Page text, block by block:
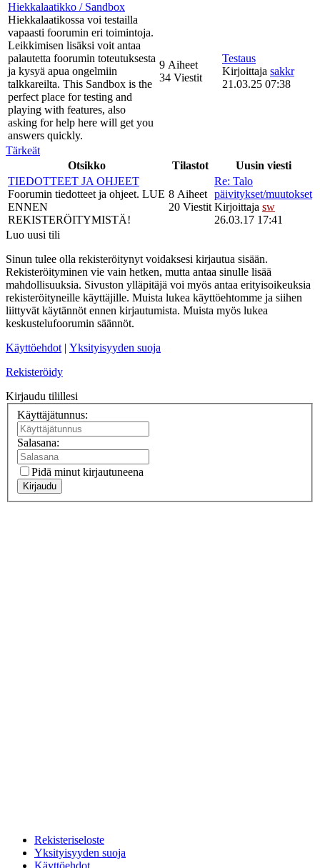
Hiekkalaatikko / Sandbox
Hiekkalaatikossa voi testailla
vapaasti foorumin eri toimintoja.
Leikkimisen lisäksi voit antaa
palautetta foorumin toteutuksesta
ja kysyä apua ongelmiin
talkkareilta. This Sandbox is the
perfect place for testing and
playing with features, also
asking for help here will get you
answers quickly.
9 Aiheet
34 Viestit
Testaus
Kirjoittaja sakkr
21.03.25 07:38
Tärkeät
Otsikko
Tilastot
Uusin viesti
TIEDOTTEET JA OHJEET
Foorumin tiedotteet ja ohjeet. LUE
ENNEN
REKISTERÖITYMISTÄ!
8 Aiheet
20 Viestit
Re: Talo
päivitykset/muutokset
Kirjoittaja sw
26.03.17 17:41
Luo uusi tili
Sinun tulee olla rekisteröitynyt voidaksesi kirjautua sisään.
Rekisteröityminen vie vain hetken, mutta antaa sinulle lisää
mahdollisuuksia. Sivuston ylläpitäjä voi myös antaa erityisoikeuksia
rekisteröityneille käyttäjille. Muista lukea käyttöehtomme ja siihen
liittyvät käytännöt ennen kirjautumista. Muista myös lukea
keskustelufoorumin säännöt.
Käyttöehdot| Yksityisyyden suoja
Rekisteröidy
Kirjaudu tilillesi
Käyttäjätunnus:
Salasana:
Pidä minut kirjautuneena
Kirjaudu
Rekisteriseloste
Yksityisyyden suoja
Käyttöehdot